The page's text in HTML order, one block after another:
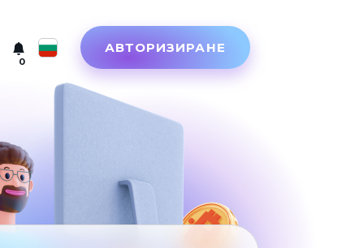
0
Türkçe
Eesti
Español
АВТОРИЗИРАНЕ